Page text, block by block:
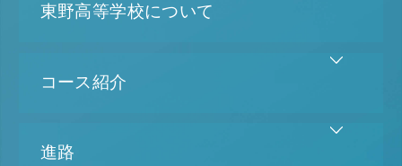
東野高等学校について
コース紹介
進路